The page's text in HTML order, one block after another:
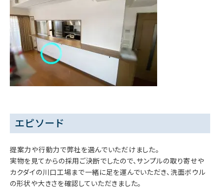
エピソード
提案力や行動力で弊社を選んでいただけました。
実物を見てからの採用ご決断でしたので、サンプルの取り寄せや
カクダイの川口工場まで一緒に足を運んでいただき、洗面ボウル
の形状や大きさを確認していただきました。